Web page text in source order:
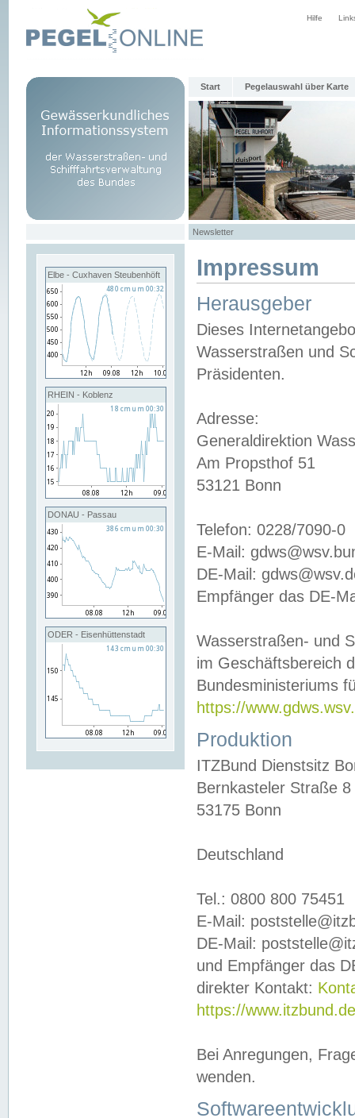
Hilfe
Start Pegelauswahl über Karte
Newsletter
Elbe - Cuxhaven Steubenhöft
RHEIN - Koblenz
DONAU - Passau
ODER - Eisenhüttenstadt
Impressum
Herausgeber
Dieses
Wasserstraßen und
Präsidenten.
Adresse:
Generaldirektion
Am Propsthof 51
53121 Bonn
Telefon: 0228/7090-0
E-Mail:
DE-Mail:
Empfänger das DE-
Wasserstraßen- und
im Geschäftsbereich
Bundesministeriums
https://
Produktion
ITZBund Dienstsitz
Bernkasteler Straße 8
53175 Bonn
Deutschland
Tel.: 0800 800 75451
E-Mail:
DE-Mail:
und Empfänger das
direkter Kontakt:
https://
Bei Anregungen,
wenden.